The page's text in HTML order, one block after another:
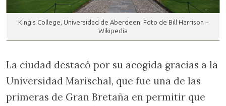
King's College, Universidad de Aberdeen. Foto de Bill Harrison –
Wikipedia
La ciudad destacó por su acogida gracias a la
Universidad Marischal, que fue una de las
primeras de Gran Bretaña en permitir que